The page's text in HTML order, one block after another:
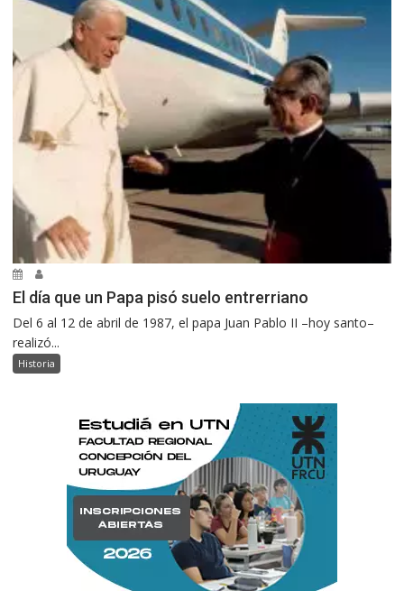
El día que un Papa pisó suelo entrerriano
Del 6 al 12 de abril de 1987, el papa Juan Pablo II –hoy santo–
realizó...
Historia